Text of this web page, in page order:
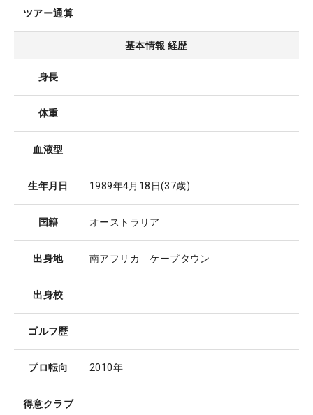
ツアー通算
基本情報 経歴
身長
体重
血液型
生年月日 1989年4月18日(37歳)
国籍 オーストラリア
出身地 南アフリカ ケープタウン
出身校
ゴルフ歴
プロ転向 2010年
得意クラブ